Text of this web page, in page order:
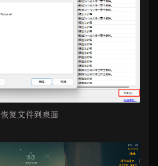
恢复文件到桌面